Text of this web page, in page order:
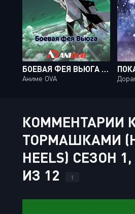
БОЕВАЯ ФЕЯ ВЬЮГА / SENTOU YOUSEI YUKIKAZE [05 ИЗ 05]
Аниме OVA
КОММЕНТАРИИ
ТОРМАШКАМИ
HEELS) СЕЗОН
ИЗ 12
1